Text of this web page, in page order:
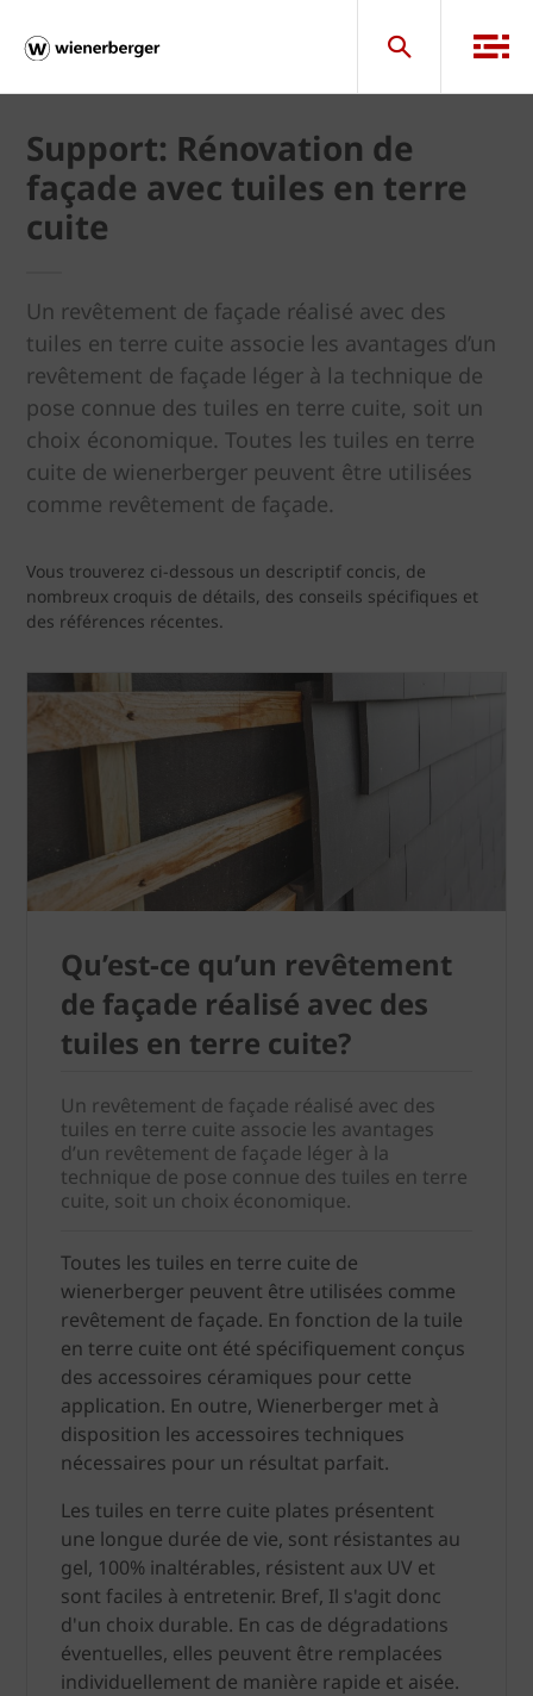
Support: Rénovation de
façade avec tuiles en terre
cuite
Un revêtement de façade réalisé avec des
tuiles en terre cuite associe les avantages d’un
revêtement de façade léger à la technique de
pose connue des tuiles en terre cuite, soit un
choix économique. Toutes les tuiles en terre
cuite de wienerberger peuvent être utilisées
comme revêtement de façade.
Vous trouverez ci-dessous un descriptif concis, de
nombreux croquis de détails, des conseils spécifiques et
des références récentes.
Qu’est-ce qu’un revêtement
de façade réalisé avec des
tuiles en terre cuite?
Un revêtement de façade réalisé avec des
tuiles en terre cuite associe les avantages
d’un revêtement de façade léger à la
technique de pose connue des tuiles en terre
cuite, soit un choix économique.
Toutes les tuiles en terre cuite de
wienerberger peuvent être utilisées comme
revêtement de façade. En fonction de la tuile
en terre cuite ont été spécifiquement conçus
des accessoires céramiques pour cette
application. En outre, Wienerberger met à
disposition les accessoires techniques
nécessaires pour un résultat parfait.
Les tuiles en terre cuite plates présentent
une longue durée de vie, sont résistantes au
gel, 100% inaltérables, résistent aux UV et
sont faciles à entretenir. Bref, Il s'agit donc
d'un choix durable. En cas de dégradations
éventuelles, elles peuvent être remplacées
individuellement de manière rapide et aisée.